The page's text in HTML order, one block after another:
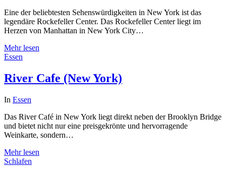
Eine der beliebtesten Sehenswürdigkeiten in New York ist das
legendäre Rockefeller Center. Das Rockefeller Center liegt im
Herzen von Manhattan in New York City…
Mehr lesen
Essen
River Cafe (New York)
In Essen
Das River Café in New York liegt direkt neben der Brooklyn Bridge
und bietet nicht nur eine preisgekrönte und hervorragende
Weinkarte, sondern…
Mehr lesen
Schlafen